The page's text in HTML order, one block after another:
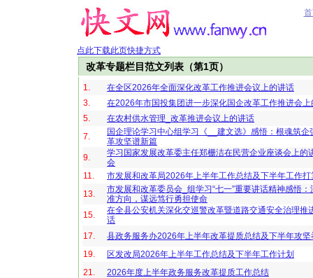
点此下载此页快捷方式
改革专题栏目范文列表（第1页）
1.
在全区2026年全面深化改革工作推进会议上的讲话
3.
在2026年市国投集团进一步深化国企改革工作推进会上
5.
在农村供水管理_改革推进会议上的讲话
7.
国企理论学习中心组学习《__建文选》感悟：根魂筑企
革攻坚谱新篇
9.
学习国家发展改革委主任郑栅洁在民营企业座谈会上的
会
11.
市发展和改革局2026年上半年工作总结及下半年工作打
13.
市发展和改革委员会_组学习“七一”重要讲话精神感悟
准方向，谋远笃行勇担使命
15.
在全县公安机关深化交巡警改革暨道路交通安全治理推
话
17.
县政务服务办2026年上半年改革提质总结及下半年攻坚
19.
区发改局2026年上半年工作总结及下半年工作计划
21.
2026年度上半年政务服务改革提质工作总结